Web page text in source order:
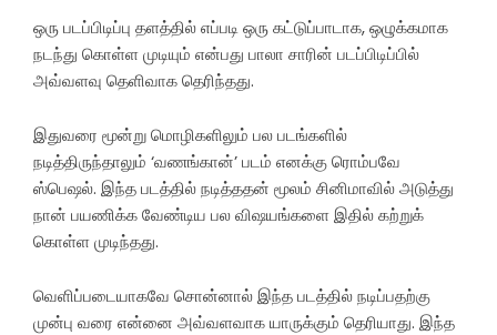
ஒரு படப்பிடிப்பு தளத்தில் எப்படி ஒரு கட்டுப்பாடாக, ஒழுக்கமாக
நடந்து கொள்ள முடியும் என்பது பாலா சாரின் படப்பிடிப்பில்
அவ்வளவு தெளிவாக தெரிந்தது.
இதுவரை மூன்று மொழிகளிலும் பல படங்களில்
நடித்திருந்தாலும் ‘வணங்கான்’ படம் எனக்கு ரொம்பவே
ஸ்பெஷல். இந்த படத்தில் நடித்ததன் மூலம் சினிமாவில் அடுத்து
நான் பயணிக்க வேண்டிய பல விஷயங்களை இதில் கற்றுக்
கொள்ள முடிந்தது.
வெளிப்படையாகவே சொன்னால் இந்த படத்தில் நடிப்பதற்கு
முன்பு வரை என்னை அவ்வளவாக யாருக்கும் தெரியாது. இந்த